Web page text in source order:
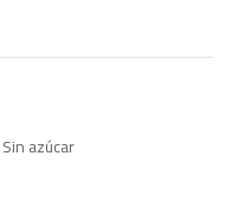
Sin azúcar